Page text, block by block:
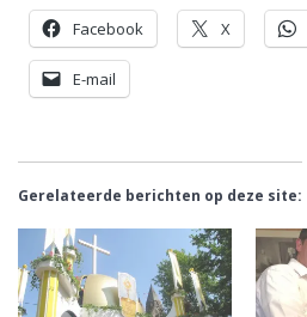
Facebook X
E-mail
Gerelateerde berichten op deze site: